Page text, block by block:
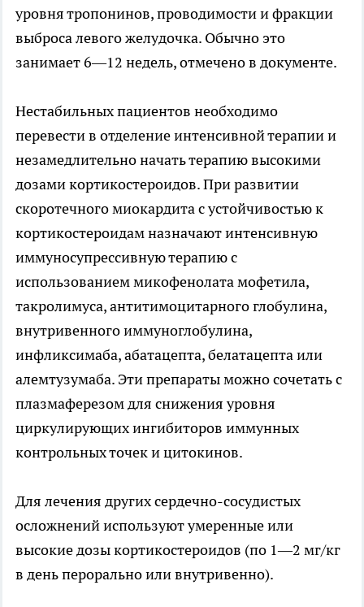
уровня тропонинов, проводимости и фракции
выброса левого желудочка. Обычно это
занимает 6—12 недель, отмечено в документе.
Нестабильных пациентов необходимо
перевести в отделение интенсивной терапии и
незамедлительно начать терапию высокими
дозами кортикостероидов. При развитии
скоротечного миокардита с устойчивостью к
кортикостероидам назначают интенсивную
иммуносупрессивную терапию с
использованием микофенолата мофетила,
такролимуса, антитимоцитарного глобулина,
внутривенного иммуноглобулина,
инфликсимаба, абатацепта, белатацепта или
алемтузумаба. Эти препараты можно сочетать с
плазмаферезом для снижения уровня
циркулирующих ингибиторов иммунных
контрольных точек и цитокинов.
Для лечения других сердечно-сосудистых
осложнений используют умеренные или
высокие дозы кортикостероидов (по 1—2 мг/кг
в день перорально или внутривенно).